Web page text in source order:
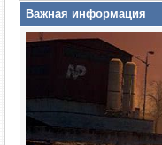
Важная информация